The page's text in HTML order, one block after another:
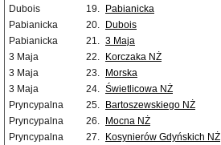
Dubois
19. Pabianicka
Pabianicka
20. Dubois
Pabianicka
21. 3 Maja
3 Maja
22.
Korczaka NŻ
3 Maja
23.
Morska
3 Maja
24. Świetlicowa NŻ
Pryncypalna
25. Bartoszewskiego NŻ
Pryncypalna
26.
Mocna NŻ
Pryncypalna
27.
Kosynierów Gdyńskich NŻ